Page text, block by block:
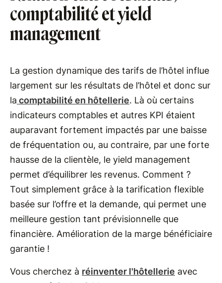
comptabilité et yield
management
La gestion dynamique des tarifs de l’hôtel influe
largement sur les résultats de l’hôtel et donc sur
la comptabilité en hôtellerie. Là où certains
indicateurs comptables et autres KPI étaient
auparavant fortement impactés par une baisse
de fréquentation ou, au contraire, par une forte
hausse de la clientèle, le yield management
permet d’équilibrer les revenus. Comment ?
Tout simplement grâce à la tarification flexible
basée sur l’offre et la demande, qui permet une
meilleure gestion tant prévisionnelle que
financière. Amélioration de la marge bénéficiaire
garantie !
Vous cherchez à réinventer l'hôtellerie avec